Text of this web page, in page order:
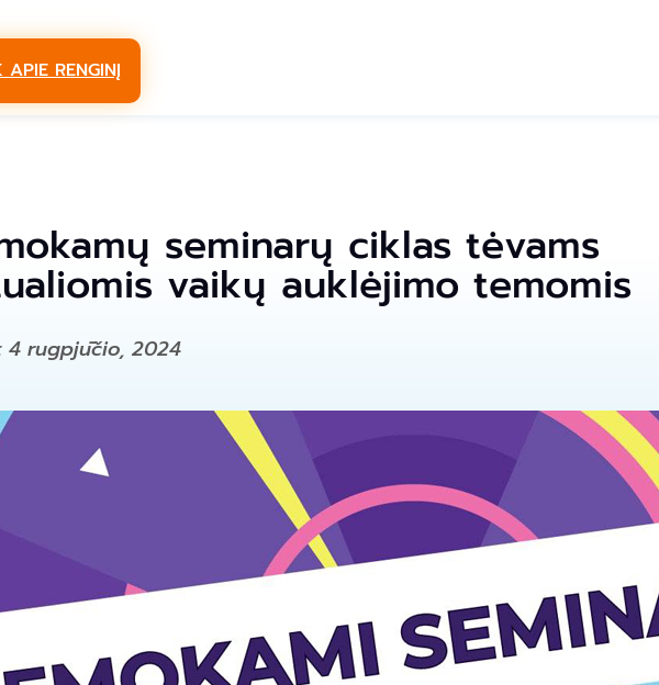
APIE RENGINĮ
seminarų ciklas tėvams
vaikų auklėjimo temomis
4 rugpjūčio, 2024